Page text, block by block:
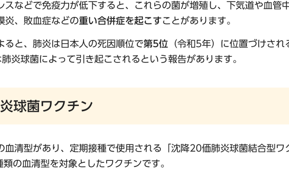
スなどで免疫力が低下すると、これらの菌が増殖し、下気道や血管
炎、敗血症などの重い合併症を起こすことがあります。
と、肺炎は日本人の死因順位で第5位 （令和5年）に位置づけされ
炎球菌によって引き起こされるという報告があります。
球菌ワクチン
清型があり、定期接種で使用される「沈降20価肺炎球菌結合型ワ
の血清型を対象としたワクチンです。